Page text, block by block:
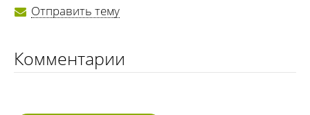
Отправить тему
Комментарии